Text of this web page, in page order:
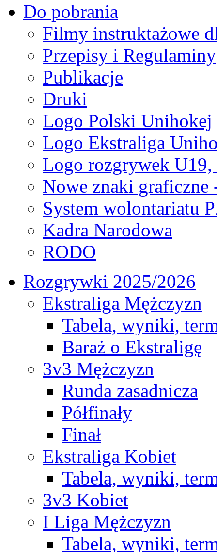
Do pobrania
Filmy instruktażowe
Przepisy i Regulaminy
Publikacje
Druki
Logo Polski Unihokej
Logo Ekstraliga
Logo rozgrywek
Nowe znaki graficzne
System wolontariatu
Kadra Narodowa
RODO
Rozgrywki 2025/2026
Ekstraliga Mężczyzn
Tabela, wyniki,
Baraż o Ekstraligę
3v3 Mężczyzn
Runda zasadnicza
Półfinały
Finał
Ekstraliga Kobiet
Tabela, wyniki,
3v3 Kobiet
I Liga Mężczyzn
Tabela, wyniki,